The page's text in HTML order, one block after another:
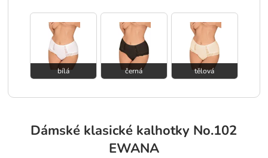
bílá černá tělová
Dámské klasické kalhotky No.102
EWANA